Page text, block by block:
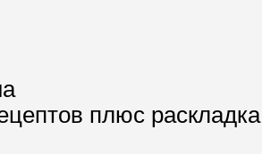
плюс раскладка